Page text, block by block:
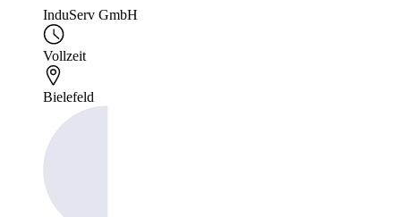
InduServ GmbH
Vollzeit
Bielefeld